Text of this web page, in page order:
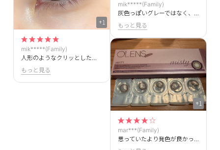
+1
mik*****(Family)
人形のようなクリッとした目になれます！黒まではいかない絶妙な色味が良いです。
もっと見る
mik*****(Family)
灰色っぽいグレーではなく、青みのあるグレーで可愛い！
もっと見る
+1
mar***(Family)